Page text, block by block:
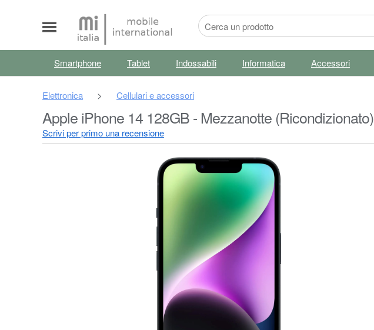
Smartphone Tablet Indossabili Informatica Accessori
Elettronica > Cellulari e accessori
Apple iPhone 14 128GB - Mezzanotte (Ricondizionato)
Scrivi per primo una recensione